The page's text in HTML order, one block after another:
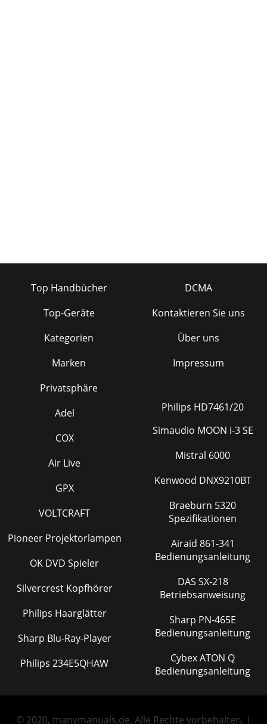
Top Handbücher
Top-Geräte
Kategorien
Marken
Privatsphäre
DCMA
Kontaktieren Sie uns
Über uns
Impressum
Adel
COX
Air Live
GPX
VOLTCRAFT
Pioneer Projektorlampen
OK DVD Spieler
Silvercrest Kopfhörer
Philips Haarglätter
Sharp Blu-Ray-Player
Philips 234E5QHAW
Philips HD7461/20
Simaudio MOON i-3 SE
Mistral 6000
Kenwood DNX9210BT
Braeburn 5320
Spezifikationen
Airaid 861-341
Bedienungsanleitung
DAS SX-218
Betriebsanweisung
Sharp PN-465E
Bedienungsanleitung
Cybex ATON Q
Bedienungsanleitung
© 2020, manymanuals.de. Alle Rechte vorbehalten. |